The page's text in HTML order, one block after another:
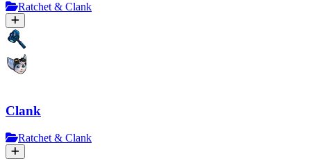
Ratchet & Clank
Clank
Ratchet & Clank